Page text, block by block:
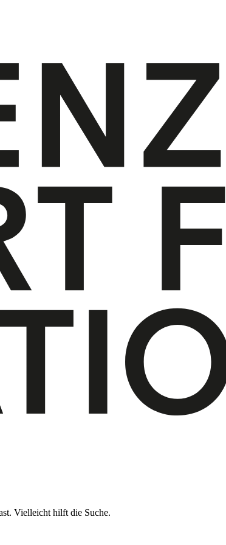
Vielleicht hilft die Suche.